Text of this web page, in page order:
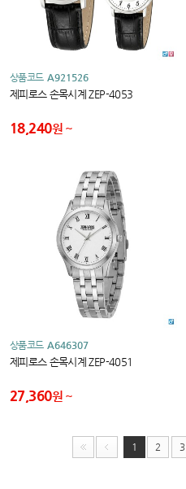
상품코드 A921526
제피로스 손목시계 ZEP-4053
18,240원
상품코드 A646307
제피로스 손목시계 ZEP-4051
27,360원
1 2 3